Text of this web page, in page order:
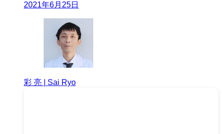
2021年6月25日
彩 亮 | Sai Ryo